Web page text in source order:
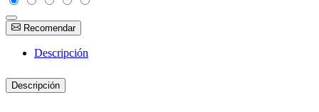
Recomendar
Descripción
Descripción